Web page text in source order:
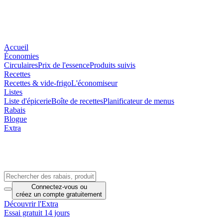
Accueil
Économies
CirculairesPrix de l'essenceProduits suivis
Recettes
Recettes & vide-frigoL'économiseur
Listes
Liste d'épicerieBoîte de recettesPlanificateur de menus
Rabais
Blogue
Extra
Connectez-vous ou
créez un compte gratuitement
Découvrir l'Extra
Essai gratuit 14 jours